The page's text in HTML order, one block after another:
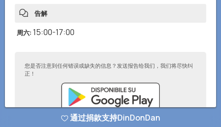
告解
周六: 15:00-17:00
您是否注意到任何错误或缺失的信息？发送报告给我们，我们将尽快纠
正！
通过捐款支持DinDonDan